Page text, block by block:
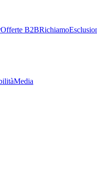
Offerte B2BRichiamo
Media